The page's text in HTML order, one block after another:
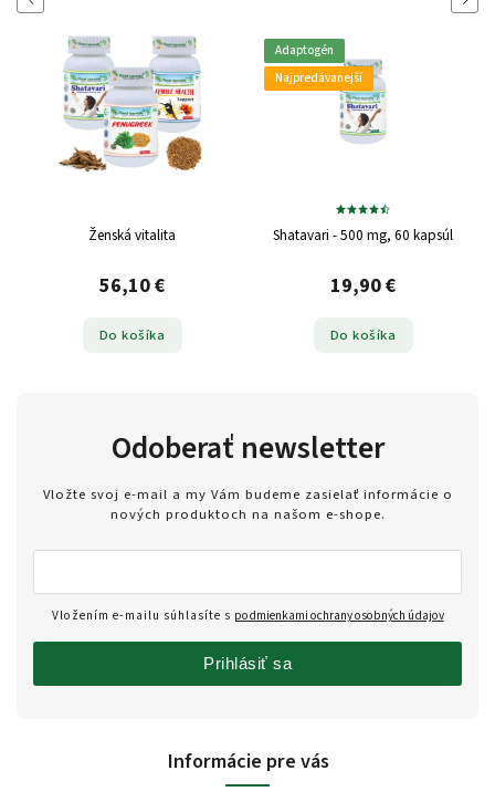
Ženská vitalita
56,10 €
Do košíka
Adaptogén
Najpredávanejší
Shatavari - 500 mg, 60 kapsúl
19,90 €
Do košíka
Informácie pre vás
Odoberať newsletter
Vložte svoj e-mail a my Vám budeme zasielať informácie o
nových produktoch na našom e-shope.
Vložením e-mailu súhlasíte s podmienkami ochrany osobných údajov
Prihlásiť sa